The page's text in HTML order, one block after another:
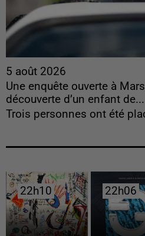
5 août 2026
Une enquête ouverte à
découverte d’un enfant de...
Trois personnes ont été
22h10
22h10 22h06
22h06